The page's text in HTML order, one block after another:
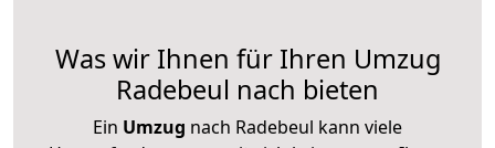
Was wir Ihnen für Ihren Umzug
Radebeul nach bieten
Ein Umzug nach Radebeul kann viele